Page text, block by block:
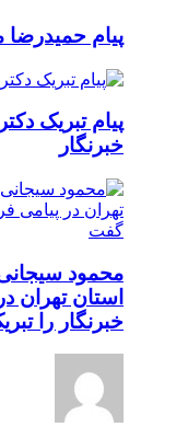
پیام حمیدرضا
پیام تبریک
خبرنگار
محمود
خبرنگار را